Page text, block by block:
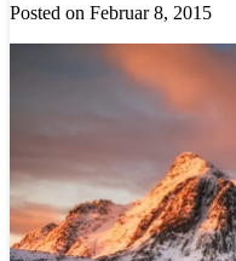
Posted on Februar 8, 2015